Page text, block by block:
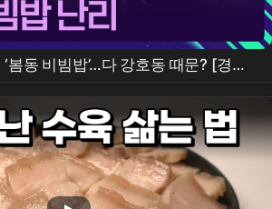
봄동 비빔밥’…다 강호동 때문? [경제
콘서트] / KBS 2026.02.25.